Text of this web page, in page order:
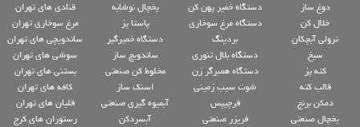
دوغ ساز
خلال کن
ترولی آبچکان
سیخ
کته پز
قالب کته
دمکن برنج
یخچال صنعتی
دستگاه خمیر پهن کن
دستگاه مرغ سوخاری
بردینگ
دستگاه بلال تنوری
دستگاه همبرگر زن
شوت سیب زمینی
فرچیپس
فریزر صنعتی
یخچال نوشابه
پاستا پز
دستگاه خمیرگیر
ساندویچ ساز
مخلوط کن صنعتی
اسنک ساز
آبمیوه گیری صنعتی
آبسردکن
قنادی های تهران
مرغ سوخاری تهران
ساندویچی های تهران
سوشی های تهران
بستنی های تهران
کافه های تهران
قلیان های تهران
رستوران های کرج